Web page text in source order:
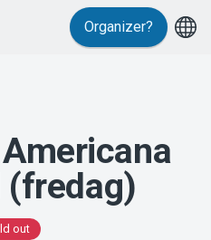
Organizer?
(fredag)
out